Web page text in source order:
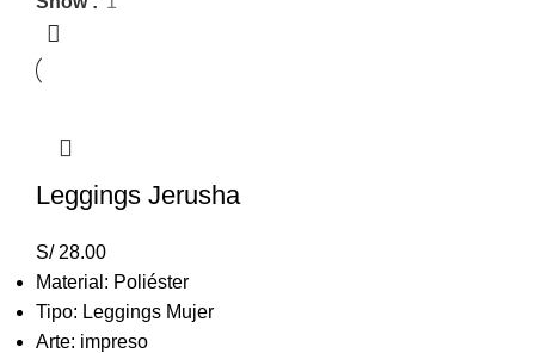
Leggings Jerusha
S/28.00
Material: Poliéster
Tipo: Leggings Mujer
Arte: impreso